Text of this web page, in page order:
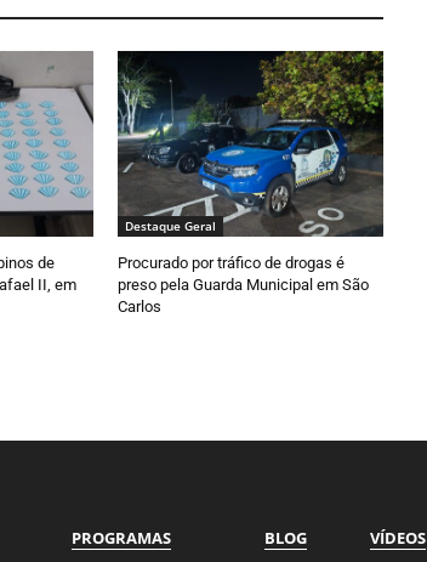
de
II, em
Destaque Geral
Procurado por tráfico de drogas é
preso pela Guarda Municipal em São
Carlos
PROGRAMAS BLOG VÍDEOS